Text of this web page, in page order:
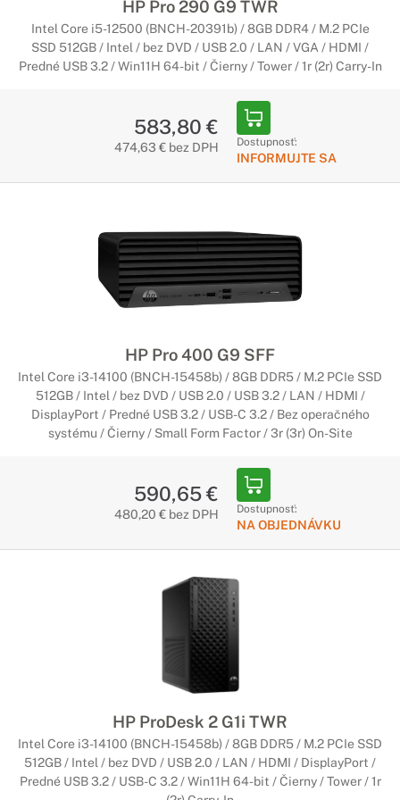
Herné počítače HP
Herné počítače HP ponúkajú všetko, po čom hráči
počítačových hier môžu túžiť. Tieto kvalité herné stroje sú
vybavené tými najlepšími komponentami a najmodernejšími
Začína nová éra umelej inteligencie
Najrýchlejšie a najinteligentnejšie počítače so systémom
Windows v históri. Počítače Copilot+ sú vybavené najnovšími
HP Pro 290 G9 TWR
Intel Core i5-12500 (BNCH-20391b) / 8GB DDR4 / M.2 PCIe
SSD 512GB / Intel / bez DVD / USB 2.0 / LAN / VGA / HDMI /
Predné USB 3.2 / Win11H 64-bit / Čierny / Tower / 1r (2r) Carry-In
583,80 €
474,63 € bez DPH Dostupnosť:
INFORMUJTE SA
HP Pro 400 G9 SFF
Intel Core i3-14100 (BNCH-15458b) / 8GB DDR5 / M.2 PCIe SSD
512GB / Intel / bez DVD / USB 2.0 / USB 3.2 / LAN / HDMI /
DisplayPort / Predné USB 3.2 / USB-C 3.2 / Bez operačného
systému / Čierny / Small Form Factor / 3r (3r) On-Site
590,65 €
480,20 € bez DPH Dostupnosť:
NA OBJEDNÁVKU
HP ProDesk 2 G1i TWR
Intel Core i3-14100 (BNCH-15458b) / 8GB DDR5 / M.2 PCIe SSD
512GB / Intel / bez DVD / USB 2.0 / LAN / HDMI / DisplayPort /
Predné USB 3.2 / USB-C 3.2 / Win11H 64-bit / Čierny / Tower / 1r